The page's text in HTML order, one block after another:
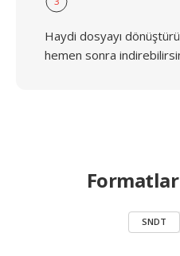
Haydi dosyayı
hemen sonra
SNDT